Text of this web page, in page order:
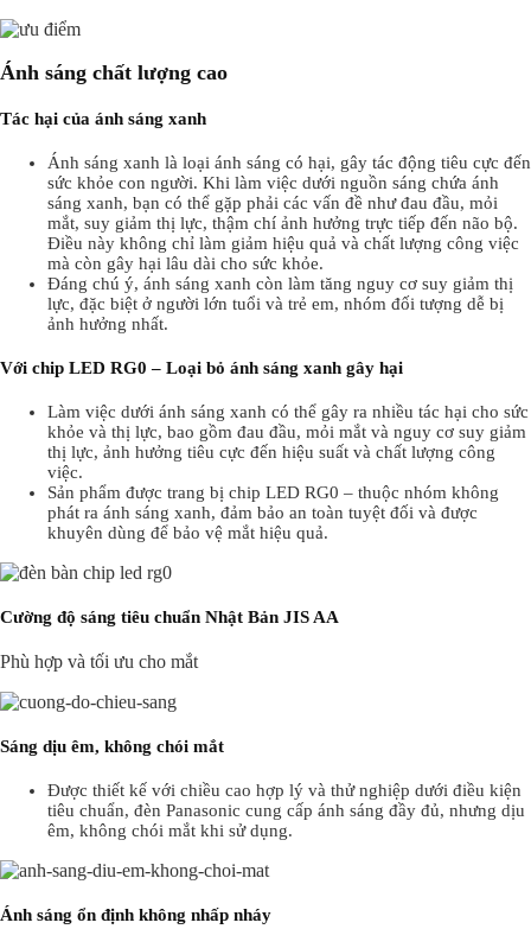
Ánh sáng chất lượng cao
Tác hại của ánh sáng xanh
Ánh sáng xanh là loại ánh sáng có hại, gây tác động tiêu cực đến
sức khỏe con người. Khi làm việc dưới nguồn sáng chứa ánh
sáng xanh, bạn có thể gặp phải các vấn đề như đau đầu, mỏi
mắt, suy giảm thị lực, thậm chí ảnh hưởng trực tiếp đến não bộ.
Điều này không chỉ làm giảm hiệu quả và chất lượng công việc
mà còn gây hại lâu dài cho sức khỏe.
Đáng chú ý, ánh sáng xanh còn làm tăng nguy cơ suy giảm thị
lực, đặc biệt ở người lớn tuổi và trẻ em, nhóm đối tượng dễ bị
ảnh hưởng nhất.
Với chip LED RG0 – Loại bỏ ánh sáng xanh gây hại
Làm việc dưới ánh sáng xanh có thể gây ra nhiều tác hại cho sức
khỏe và thị lực, bao gồm đau đầu, mỏi mắt và nguy cơ suy giảm
thị lực, ảnh hưởng tiêu cực đến hiệu suất và chất lượng công
việc.
Sản phẩm được trang bị chip LED RG0 – thuộc nhóm không
phát ra ánh sáng xanh, đảm bảo an toàn tuyệt đối và được
khuyên dùng để bảo vệ mắt hiệu quả.
Cường độ sáng tiêu chuẩn Nhật Bản JIS AA
Phù hợp và tối ưu cho mắt
Sáng dịu êm, không chói mắt
Được thiết kế với chiều cao hợp lý và thử nghiệp dưới điều kiện
tiêu chuẩn, đèn Panasonic cung cấp ánh sáng đầy đủ, nhưng dịu
êm, không chói mắt khi sử dụng.
Ánh sáng ổn định không nhấp nháy